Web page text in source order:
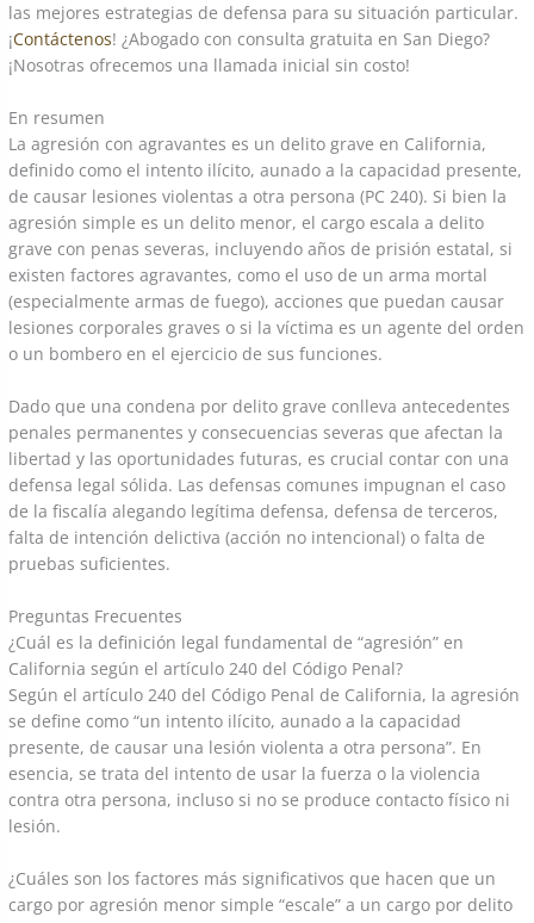
las mejores estrategias de defensa para su situación particular.
¡Contáctenos! ¿Abogado con consulta gratuita en San Diego?
¡Nosotras ofrecemos una llamada inicial sin costo!
En resumen
La agresión con agravantes es un delito grave en California,
definido como el intento ilícito, aunado a la capacidad presente,
de causar lesiones violentas a otra persona (PC 240). Si bien la
agresión simple es un delito menor, el cargo escala a delito
grave con penas severas, incluyendo años de prisión estatal, si
existen factores agravantes, como el uso de un arma mortal
(especialmente armas de fuego), acciones que puedan causar
lesiones corporales graves o si la víctima es un agente del orden
o un bombero en el ejercicio de sus funciones.
Dado que una condena por delito grave conlleva antecedentes
penales permanentes y consecuencias severas que afectan la
libertad y las oportunidades futuras, es crucial contar con una
defensa legal sólida. Las defensas comunes impugnan el caso
de la fiscalía alegando legítima defensa, defensa de terceros,
falta de intención delictiva (acción no intencional) o falta de
pruebas suficientes.
Preguntas Frecuentes
¿Cuál es la definición legal fundamental de “agresión” en
California según el artículo 240 del Código Penal?
Según el artículo 240 del Código Penal de California, la agresión
se define como “un intento ilícito, aunado a la capacidad
presente, de causar una lesión violenta a otra persona”. En
esencia, se trata del intento de usar la fuerza o la violencia
contra otra persona, incluso si no se produce contacto físico ni
lesión.
¿Cuáles son los factores más significativos que hacen que un
cargo por agresión menor simple “escale” a un cargo por delito